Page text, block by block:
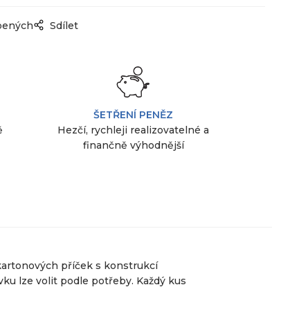
Sdílet
ŠETŘENÍ PENĚZ
Hezčí, rychleji realizovatelné a
finančně výhodnější
příček s konstrukcí
lze volit podle potřeby. Každý kus